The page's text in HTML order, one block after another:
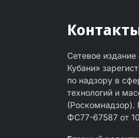
Сетевое
Кубани»
по надзору в
технологий и
ФС77-67587 от